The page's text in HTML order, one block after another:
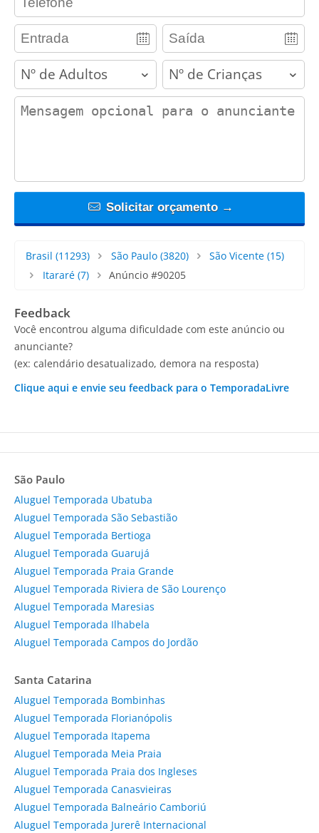
adults children
contact_message
Solicitar orçamento →
Brasil (11293) São Paulo(3820) São Vicente (15)
Itararé(7) Anúncio #90205
Feedback
Você encontrou alguma dificuldade com este anúncio ou
anunciante?
(ex: calendário desatualizado, demora na resposta)
Clique aqui e envie seu feedback para o TemporadaLivre
São Paulo
Aluguel Temporada Ubatuba
Aluguel Temporada São Sebastião
Aluguel Temporada Bertioga
Aluguel Temporada Guarujá
Aluguel Temporada Praia Grande
Aluguel Temporada Riviera de São Lourenço
Aluguel Temporada Maresias
Aluguel Temporada Ilhabela
Aluguel Temporada Campos do Jordão
Santa Catarina
Aluguel Temporada Bombinhas
Aluguel Temporada Florianópolis
Aluguel Temporada Itapema
Aluguel Temporada Meia Praia
Aluguel Temporada Praia dos Ingleses
Aluguel Temporada Canasvieiras
Aluguel Temporada Balneário Camboriú
Aluguel Temporada Jurerê Internacional